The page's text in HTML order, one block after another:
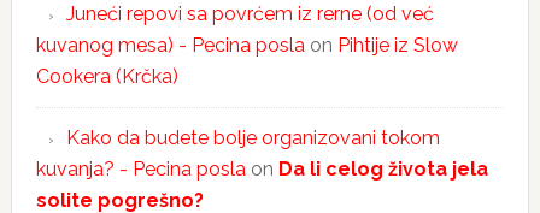
Juneći repovi sa povrćem iz rerne (od već
kuvanog mesa) - Pecina poslaon Pihtije iz Slow
Cookera (Krčka)
Kako da budete bolje organizovani tokom
kuvanja? - Pecina poslaon Da li celog života jela
solite pogrešno?